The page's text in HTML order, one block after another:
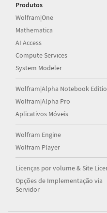
Produtos
Wolfram|One
Mathematica
AI Access
Compute Services
System Modeler
Wolfram|Alpha Notebook
Wolfram|Alpha Pro
Aplicativos Móveis
Wolfram Engine
Wolfram Player
Licenças por volume & Site
Opções de Implementação via
Servidor